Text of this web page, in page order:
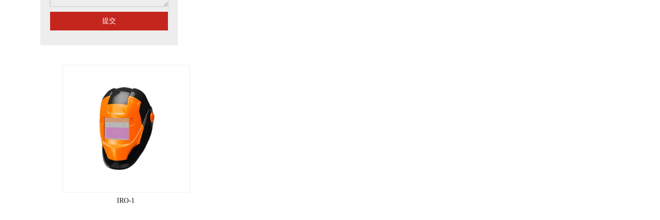
提交
IRO-1